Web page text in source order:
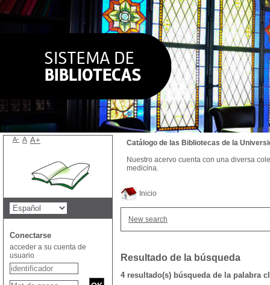
Inicio
New search
Resultado de la búsqueda
4 resultado(s) búsqueda de la palabra
Catálogo de las Bibliotecas de la
Nuestro acervo cuenta con una diversa
medicina.
A- A A+
Conectarse
acceder a su cuenta de
usuario